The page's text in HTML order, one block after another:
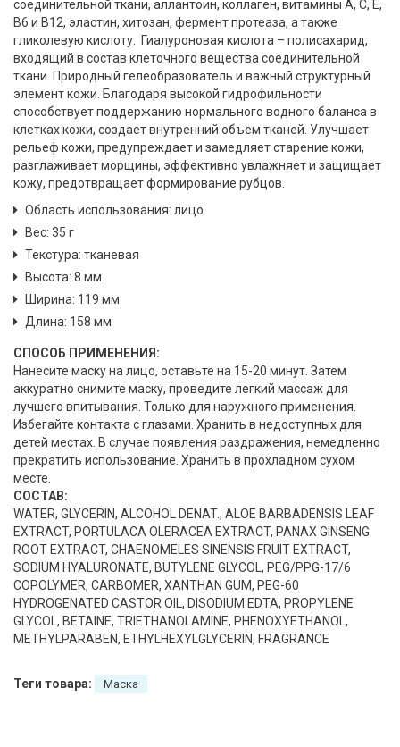
соединительной ткани, аллантоин, коллаген, витамины А, С, Е,
В6 и В12, эластин, хитозан, фермент протеаза, а также
гликолевую кислоту. Гиалуроновая кислота – полисахарид,
входящий в состав клеточного вещества соединительной
ткани. Природный гелеобразователь и важный структурный
элемент кожи. Благодаря высокой гидрофильности
способствует поддержанию нормального водного баланса в
клетках кожи, создает внутренний объем тканей. Улучшает
рельеф кожи, предупреждает и замедляет старение кожи,
разглаживает морщины, эффективно увлажняет и защищает
кожу, предотвращает формирование рубцов.
Область использования: лицо
Вес: 35 г
Текстура: тканевая
Высота: 8 мм
Ширина: 119 мм
Длина: 158 мм
СПОСОБ ПРИМЕНЕНИЯ:
Нанесите маску на лицо, оставьте на 15-20 минут. Затем
аккуратно снимите маску, проведите легкий массаж для
лучшего впитывания. Только для наружного применения.
Избегайте контакта с глазами. Хранить в недоступных для
детей местах. В случае появления раздражения, немедленно
прекратить использование. Хранить в прохладном сухом
месте.
СОСТАВ:
WATER, GLYCERIN, ALCOHOL DENAT., ALOE BARBADENSIS LEAF
EXTRACT, PORTULACA OLERACEA EXTRACT, PANAX GINSENG
ROOT EXTRACT, CHAENOMELES SINENSIS FRUIT EXTRACT,
SODIUM HYALURONATE, BUTYLENE GLYCOL, PEG/PPG-17/6
COPOLYMER, CARBOMER, XANTHAN GUM, PEG-60
HYDROGENATED CASTOR OIL, DISODIUM EDTA, PROPYLENE
GLYCOL, BETAINE, TRIETHANOLAMINE, PHENOXYETHANOL,
METHYLPARABEN, ETHYLHEXYLGLYCERIN, FRAGRANCE
Теги товара: Маска